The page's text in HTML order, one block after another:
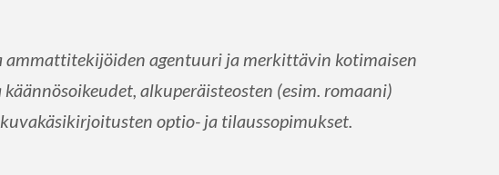
ammattitekijöiden agentuuri ja merkittävin kotimaisen
alkuperäisteosten (esim. romaani)
optio- ja tilaussopimukset.